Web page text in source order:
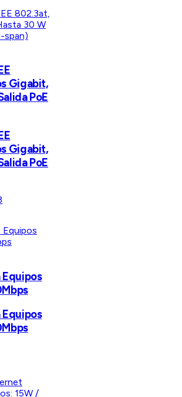
Gigabit,
PoE
Gigabit,
PoE
Equipos
Equipos